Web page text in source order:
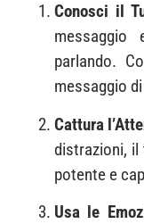
Conosci il
parlando.
messaggio
Cattura
distrazioni, il
potente e
Usa le